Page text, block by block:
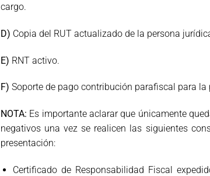
cargo.
D) Copia del RUT actualizado de la persona
E) RNT activo.
F) Soporte de pago contribución parafiscal para
NOTA: Es importante aclarar que únicamente
negativos una vez se realicen las siguientes
presentación:
Certificado de Responsabilidad Fiscal